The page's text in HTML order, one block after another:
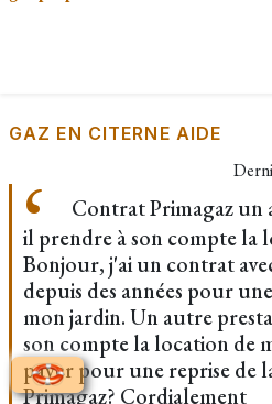
GAZ EN CITERNE AIDE
Contrat Primagaz un
il prendre à son compte la
Bonjour, j'ai un contrat
depuis des années pour
mon jardin. Un autre
son compte la location de
payer pour une reprise de
Primagaz? Cordialement